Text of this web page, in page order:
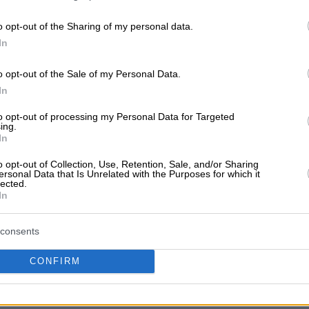
opt-out of the Sharing of my personal data.
opt-out of the Sale of my Personal Data.
opt-out of processing my Personal Data for Targeted
opt-out of Collection, Use, Retention, Sale, and/or Sharing
Data that Is Unrelated with the Purposes for which it
CONFIRM
ακόμα αξιολογήσεις
Γίνετε ο πρώτος που θα μοιραστεί την
επιλογή!